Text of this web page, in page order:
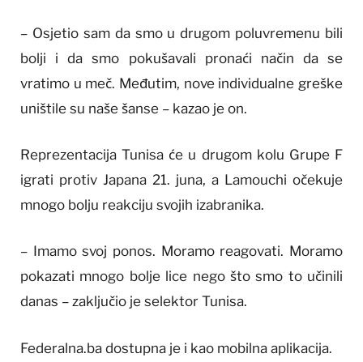
– Osjetio sam da smo u drugom poluvremenu bili
bolji i da smo pokušavali pronaći način da se
vratimo u meč. Međutim, nove individualne greške
uništile su naše šanse – kazao je on.
Reprezentacija Tunisa će u drugom kolu Grupe F
igrati protiv Japana 21. juna, a Lamouchi očekuje
mnogo bolju reakciju svojih izabranika.
– Imamo svoj ponos. Moramo reagovati. Moramo
pokazati mnogo bolje lice nego što smo to učinili
danas – zaključio je selektor Tunisa.
Federalna.ba dostupna je i kao mobilna aplikacija.